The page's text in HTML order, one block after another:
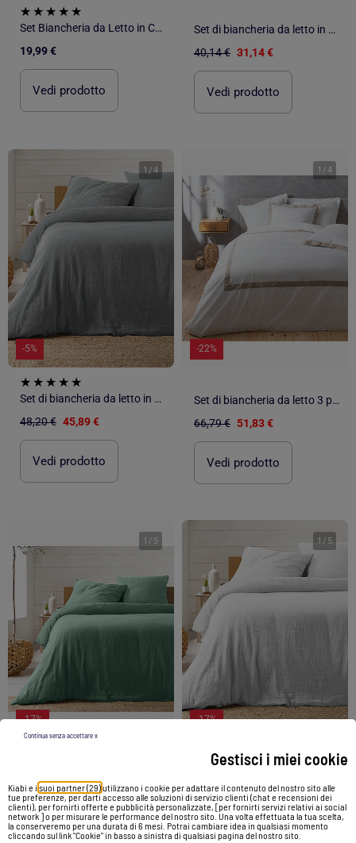
Gestisci i miei cookie
Kiabi e i suoi partner (29)utilizzano i cookie per adattare il contenuto del nostro sito alle
tue preferenze, per darti accesso alle soluzioni di servizio clienti (chat e recensioni dei
clienti), per fornirti offerte e pubblicità personalizzate, [per fornirti servizi relativi ai social
network ] o per misurare le performance del nostro sito. Una volta effettuata la tua scelta,
la conserveremo per una durata di 6 mesi. Potrai cambiare idea in qualsiasi momento
cliccando sul link "Cookie" in basso a sinistra di qualsiasi pagina del nostro sito.
Continua senza accettare x
Set Biancheria da Letto in Cotone per Bambini Naruto
19,99 €
Vedi prodotto
Set di biancheria da letto in garza di cotone
40,14 € 31,14 €
Vedi prodotto
1 /4
-5%
Set di biancheria da letto in garza di cotone
48,20 € 45,89 €
Vedi prodotto
1 /4
-22%
Set di biancheria da letto 3 pezzi in cotone e lino
66,79 € 51,83 €
Vedi prodotto
1 / 5
-17%
48,20 € 39,99 €
Vedi prodotto
1 / 5
-17%
Set di biancheria da letto in garza di cotone
48,20 € 39,99 €
Vedi prodotto